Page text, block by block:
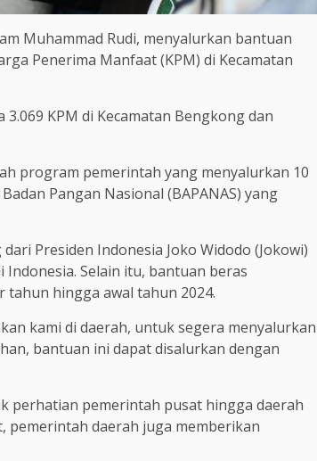
Muhammad Rudi, menyalurkan bantuan
Penerima Manfaat (KPM) di Kecamatan
KPM di Kecamatan Bengkong dan
program pemerintah yang menyalurkan 10
Pangan Nasional (BAPANAS) yang
Presiden Indonesia Joko Widodo (Jokowi)
Selain itu, bantuan beras
hingga awal tahun 2024.
kami di daerah, untuk segera menyalurkan
bantuan ini dapat disalurkan dengan
perhatian pemerintah pusat hingga daerah
pemerintah daerah juga memberikan